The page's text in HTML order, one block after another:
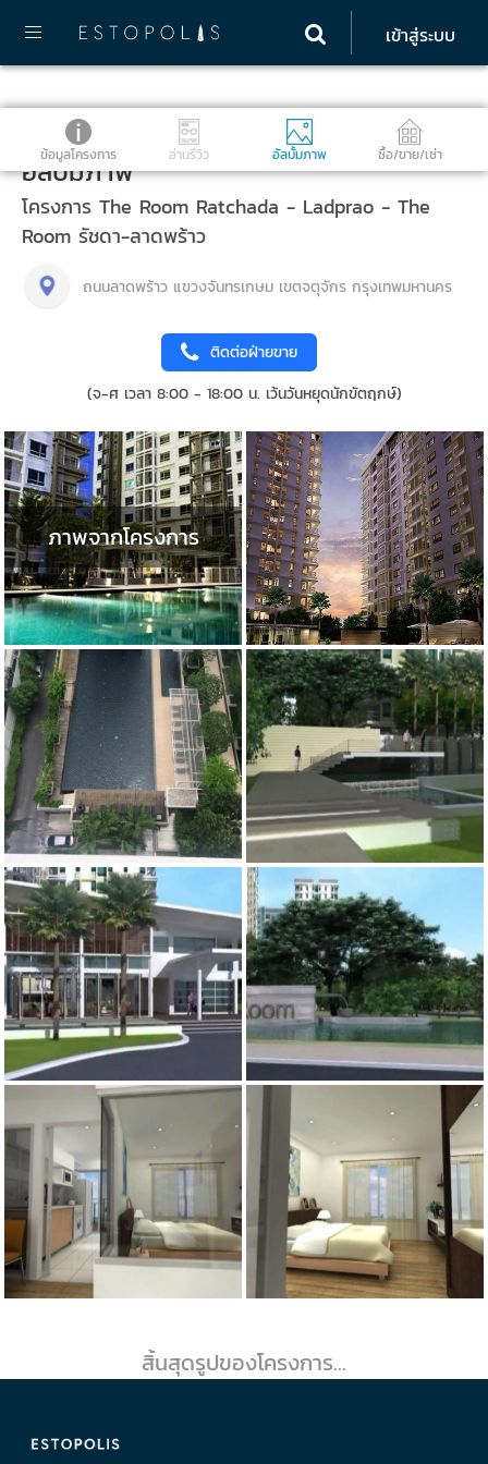
เข้าสู่ระบบ
ข้อมูลโครงการ อ่านรีวิว อัลบั้มภาพ ซื้อ/ขาย/เช่า
อัลบั้มภาพ
โครงการ The Room Ratchada - Ladprao - The
Room รัชดา-ลาดพร้าว
ถนนลาดพร้าว แขวงจันทรเกษม เขตจตุจักร กรุงเทพมหานคร
ติดต่อฝ่ายขาย
(จ-ศ เวลา 8:00 - 18:00 น. เว้นวันหยุดนักขัตฤกษ์)
ภาพจากโครงการ
สิ้นสุดรูปของโครงการ...